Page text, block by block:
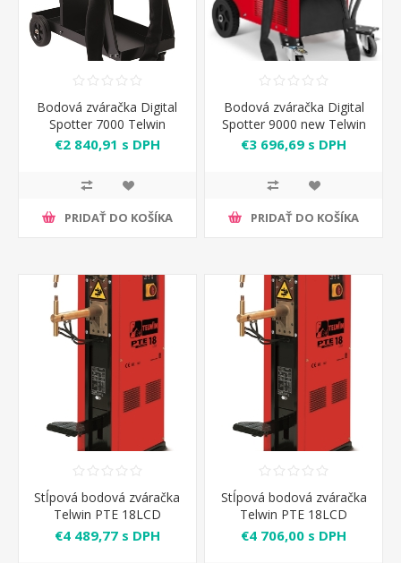
Bodová zváračka Digital
Spotter 7000 Telwin
€2 840,91 s DPH
PRIDAŤ DO KOŠÍKA
Bodová zváračka Digital
Spotter 9000 new Telwin
€3 696,69 s DPH
PRIDAŤ DO KOŠÍKA
Stĺpová bodová zváračka
Telwin PTE 18LCD
ramená 330 mm
€4 489,77 s DPH
Stĺpová bodová zváračka
Telwin PTE 18LCD
ramená 500 mm
€4 706,00 s DPH